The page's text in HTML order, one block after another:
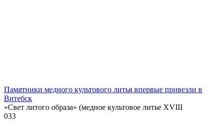
Памятники медного культового литья впервые привезли в
Витебск
«Свет литого образа» (медное культовое литье XVIII
033